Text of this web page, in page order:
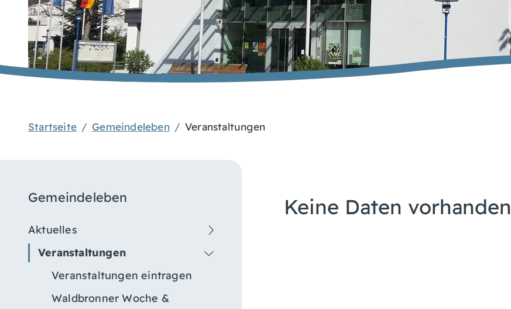
Startseite Gemeindeleben Veranstaltungen
Gemeindeleben
Aktuelles
Veranstaltungen
Veranstaltungen eintragen
Waldbronner Woche &
Keine Daten vorhanden